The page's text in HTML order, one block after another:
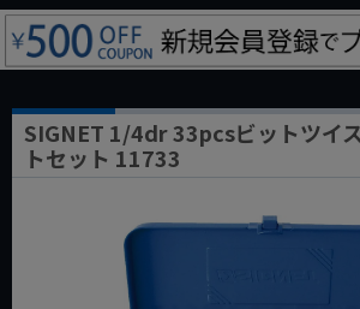
SIGNET 1/4dr 33pcsビットツイ
トセット 11733